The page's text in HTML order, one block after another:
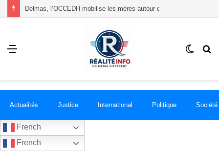
Menu
Switch
Actualités Justice International Politique Société
French
French